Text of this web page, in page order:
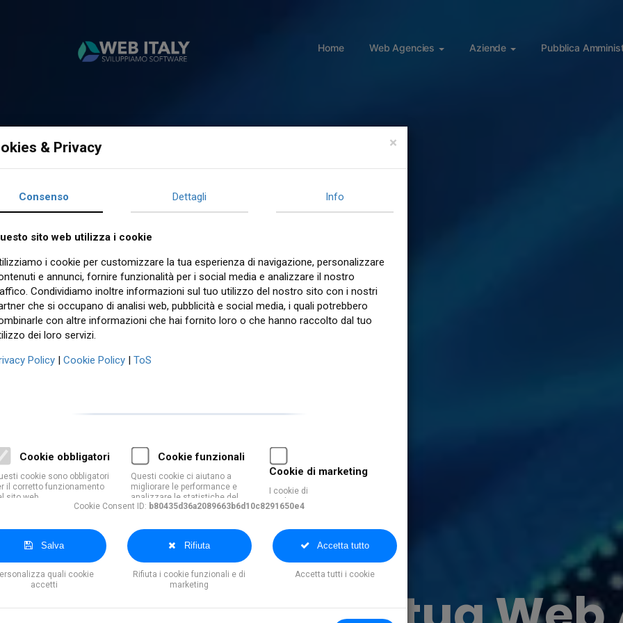
Home Web Agencies Aziende Pubblica
×
& Privacy
Consenso Dettagli Info
sito web utilizza i cookie
i cookie per customizzare la tua esperienza di navigazione, personalizzare
e annunci, fornire funzionalità per i social media e analizzare il nostro
Condividiamo inoltre informazioni sul tuo utilizzo del nostro sito con i nostri
che si occupano di analisi web, pubblicità e social media, i quali potrebbero
con altre informazioni che hai fornito loro o che hanno raccolto dal tuo
dei loro servizi.
Policy | Cookie Policy | ToS
Cookie obbligatori
cookie sono obbligatori
il corretto funzionamento
sito web.
Cookie funzionali
Questi cookie ci aiutano a
migliorare le performance e
analizzare le statistiche del
sito
Cookie di marketing
I cookie di
marketing/targeting sono
generalmente usati per
con i tuoi interessi
Cookie Consent ID: b80435d36a2089663b6d10c8291650e4
Salva
quali cookie
accetti
Rifiuta
Rifiuta i cookie funzionali e di
marketing
Accetta tutto
Accetta tutti i cookie